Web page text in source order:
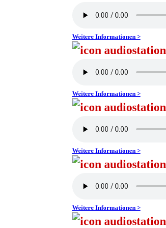
Weitere Informationen >
Weitere Informationen >
Weitere Informationen >
Weitere Informationen >